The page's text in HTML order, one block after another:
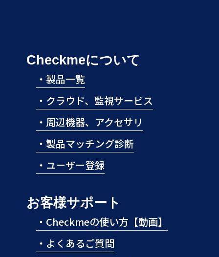
Checkmeについて
・ 製品一覧
・ クラウド、監視サービス
・ 周辺機器、アクセサリ
・ 製品マッチング診断
・ ユーザー登録
お客様サポート
・ Checkmeの使い方【動画】
・ よくあるご質問